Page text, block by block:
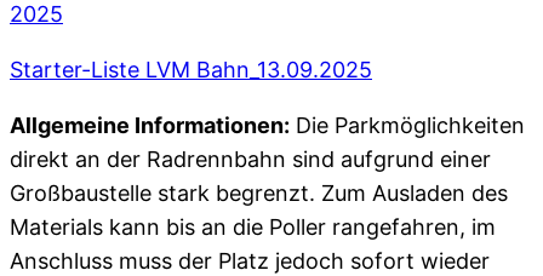
2025
Starter-Liste LVM Bahn_13.09.2025
Allgemeine Informationen: Die Parkmöglichkeiten
direkt an der Radrennbahn sind aufgrund einer
Großbaustelle stark begrenzt. Zum Ausladen des
Materials kann bis an die Poller rangefahren, im
Anschluss muss der Platz jedoch sofort wieder